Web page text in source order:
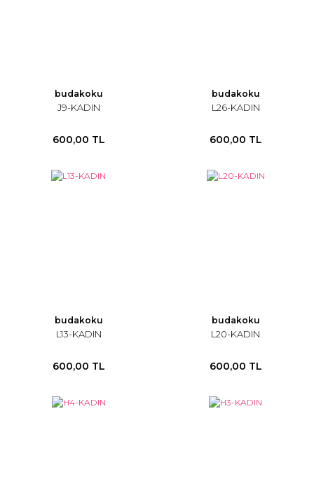
budakoku
J9-KADIN
600,00 TL
budakoku
L26-KADIN
600,00 TL
budakoku
L13-KADIN
600,00 TL
budakoku
L20-KADIN
600,00 TL